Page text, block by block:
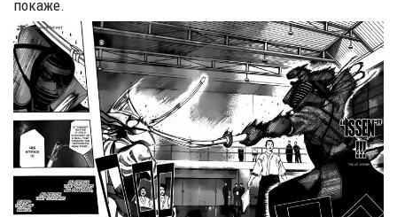
покаже.